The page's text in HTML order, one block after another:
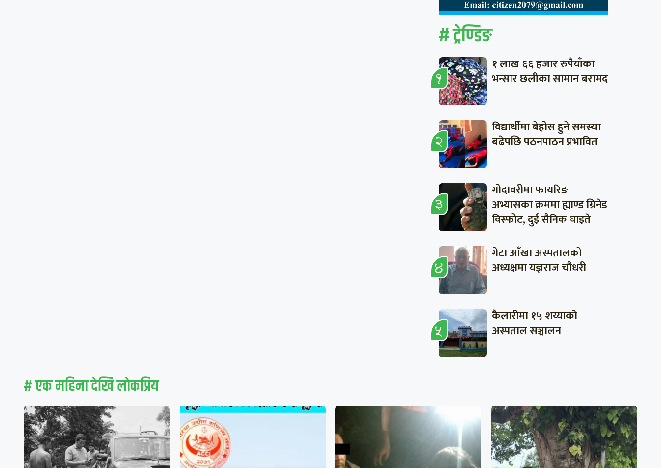
# ट्रेण्डिङ
१ लाख ६६ हजार रुपैयाँका
भन्सार छलीका सामान बरामद
विद्यार्थीमा बेहोस हुने समस्या
बढेपछि पठनपाठन प्रभावित
गोदावरीमा फायरिङ
अभ्यासका क्रममा ह्याण्ड ग्रिनेड
विस्फोट, दुई सैनिक घाइते
गेटा आँखा अस्पतालको
अध्यक्षमा यज्ञराज चौधरी
कैलारीमा १५ शय्याको
अस्पताल सञ्चालन
# एक महिना देखि लाेकप्रिय